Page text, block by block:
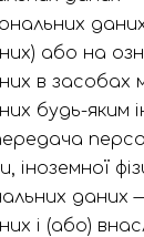
або на
в засобах
будь-яким
іноземної
даних
і (або)